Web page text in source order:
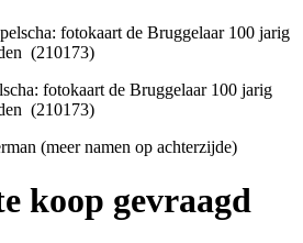
fotokaart de Bruggelaar 100 jarig
(210173)
(meer namen op achterzijde)
koop gevraagd